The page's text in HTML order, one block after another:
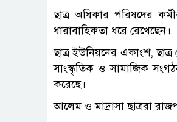
ছাত্র অধিকার পরিষদের
ধারাবাহিকতা ধরে রেখেছেন।
ছাত্র ইউনিয়নের একাংশ,
সাংস্কৃতিক ও সামাজিক
করেছে।
আলেম ও মাদ্রাসা ছাত্ররা